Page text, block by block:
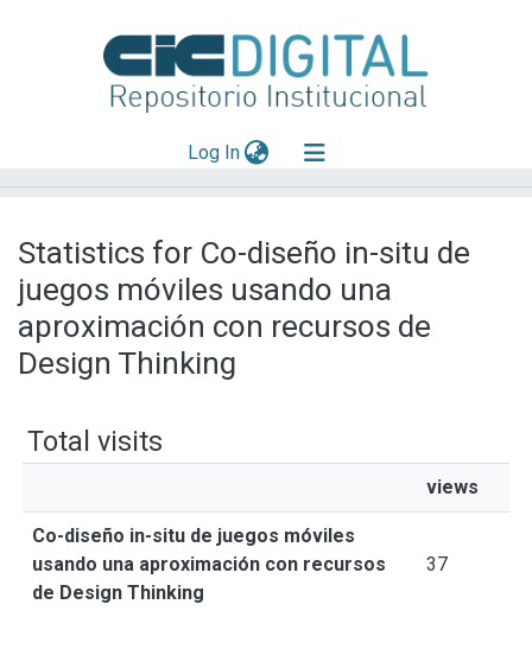
Log In(current)
Mas información
Aportar material
Statistics for Co-diseño in-situ de
juegos móviles usando una
aproximación con recursos de
Design Thinking
Total visits
views
Co-diseño in-situ de juegos móviles
usando una aproximación con recursos
de Design Thinking
37